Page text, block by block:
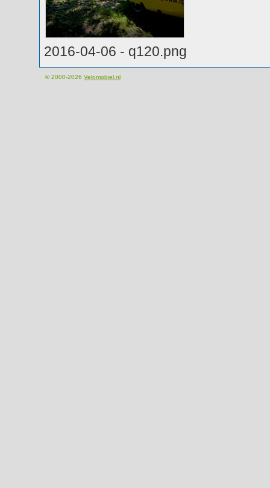
2016-04-06 - q120.png
© 2000-2026 Velomobiel.nl